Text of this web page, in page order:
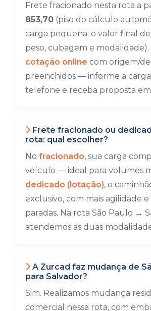
Frete fracionado nesta rota a
853,70 (piso do cálculo
carga pequena; o valor final
peso, cubagem e
cotação online com origem/
preenchidos — informe a
telefone e receba proposta em
Frete fracionado ou
rota: qual escolher?
No fracionado, sua carga
veículo — ideal para volumes
dedicado (lotação), o
exclusivo, com mais agilidade
paradas. Na rota São Paulo →
atendemos as duas
A Zurcad faz mudança de
para Salvador?
Sim. Realizamos mudança
comercial nessa rota, com